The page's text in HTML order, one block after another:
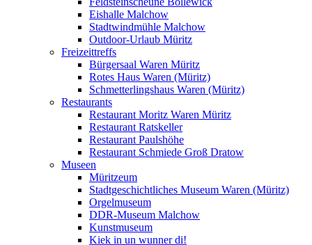
Eishalle Malchow
Stadtwindmühle Malchow
Outdoor-Urlaub Müritz
Freizeittreffs
Bürgersaal Waren Müritz
Rotes Haus Waren (Müritz)
Schmetterlingshaus Waren (Müritz)
Restaurants
Restaurant Moritz Waren Müritz
Restaurant Ratskeller
Restaurant Paulshöhe
Restaurant Schmiede Groß Dratow
Museen
Müritzeum
Stadtgeschichtliches Museum Waren (Müritz)
Orgelmuseum
DDR-Museum Malchow
Kunstmuseum
Kiek in un wunner di!